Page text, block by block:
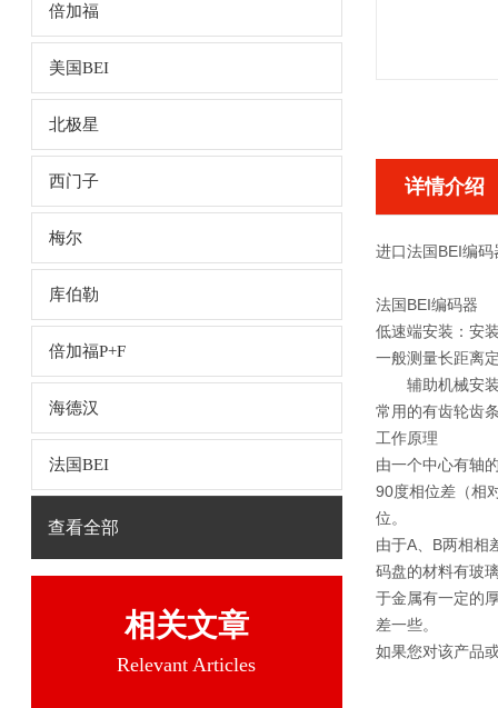
倍加福
美国BEI
北极星
西门子
梅尔
库伯勒
倍加福P+F
海德汉
法国BEI
查看全部
相关文章
Relevant Articles
详情介绍
进口法国BEI编
法国BEI编码器
低速端安装：安
一般测量长距离
辅助机械安
常用的有齿轮齿
工作原理
由一个中心有轴
90度相位差（相
位。
由于A、B两相相
码盘的材料有玻
于金属有一定的
差一些。
如果您对该产品